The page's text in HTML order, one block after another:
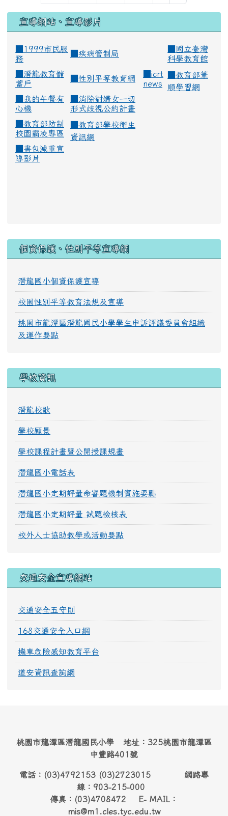
宣導網站、宣導影片
■1999市民服
務
疾病管制局
國立臺灣
科學教育館
潛龍教育儲
蓄戶
性別平等教育網
icrt
news
教育部筆
順學習網
我的午餐有
心機
消除對婦女一切
形式歧視公約計畫
教育部防制
校園霸凌專區
教育部學校衛生
資訊網
書包減重宣
導影片
個資保護、性別平等宣導網
潛龍國小個資保護宣導
校園性別平等教育法規及宣導
桃園市龍潭區潛龍國民小學學生申訴評議委員會組織
及運作要點
學校資訊
潛龍校歌
學校願景
學校課程計畫暨公開授課規畫
潛龍國小電話表
潛龍國小定期評量命審題機制實施要點
潛龍國小定期評量 試題檢核表
校外人士協助教學或活動要點
交通安全宣導網站
交通安全五守則
168交通安全入口網
機車危險感知教育平台
道安資訊查詢網
桃園市龍潭區潛龍國民小學 地址：325桃園市龍潭區
中豐路401號
電話：(03)4792153 (03)2723015 網路專
線：903-215-000
傳真：(03)4708472 E- MAIL：
mis@m1.cles.tyc.edu.tw